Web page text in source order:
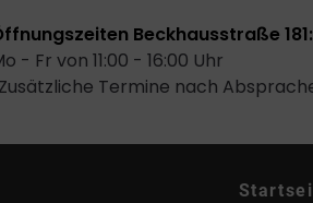
Beckhausstraße 181:
- Fr von 11:00 - 16:00 Uhr
Termine nach